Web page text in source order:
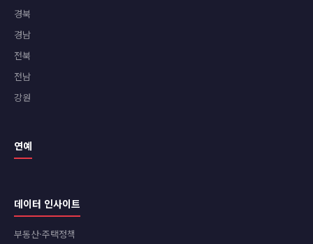
경북
경남
전북
전남
강원
연예
데이터 인사이트
부동산·주택정책